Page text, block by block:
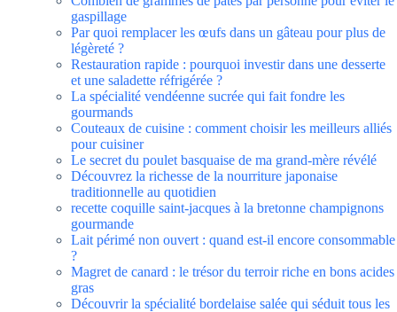
gaspillage
Par quoi remplacer les œufs dans un gâteau pour plus de
légèreté ?
Restauration rapide : pourquoi investir dans une desserte
et une saladette réfrigérée ?
La spécialité vendéenne sucrée qui fait fondre les
gourmands
Couteaux de cuisine : comment choisir les meilleurs alliés
pour cuisiner
Le secret du poulet basquaise de ma grand-mère révélé
Découvrez la richesse de la nourriture japonaise
traditionnelle au quotidien
recette coquille saint-jacques à la bretonne champignons
gourmande
Lait périmé non ouvert : quand est-il encore consommable
?
Magret de canard : le trésor du terroir riche en bons acides
gras
Découvrir la spécialité bordelaise salée qui séduit tous les